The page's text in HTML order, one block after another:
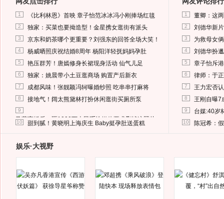
1 《比利林恩》首映 章子怡范冰冰冯小刚捧场红毯
2 独家：买菜也要拗造型！金星携女逛街有派头
3 京东和奶茶哪个更重要？刘强东的回答全场大笑！
4 杨威晒照庆祝结婚8周年 杨阳洋轻抚妈妈孕肚
5 艳压群芳！唐嫣修身长裙现身活动 仙气儿足
6 独家：姚晨带小土豆逛商场 购置产后新衣
7 成都风味！张靓颖冯轲曝婚纱照 吃串串打麻将
8 接地气！阔太熊黛林打扮休闲逛街买厕所泵
9
马蓉离婚后，砸1000万人民币给媒体要求删掉这照片
10 甜到腻！黄晓明上海庆生 Baby挺孕肚送蛋糕
1 董卿：这
2 刘德华新
3 为救母女
4 刘德华扮
5 章子怡斥
6 律师：于
7 王力宏否
8 王刚自曝7
9 台媒:40岁
10 陈冠希：
娱乐·大视野